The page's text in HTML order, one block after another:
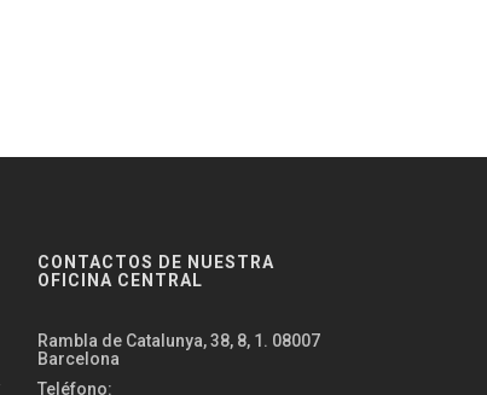
CONTACTOS DE NUESTRA
OFICINA CENTRAL
Rambla de Catalunya, 38, 8, 1. 08007
Barcelona
Teléfono: